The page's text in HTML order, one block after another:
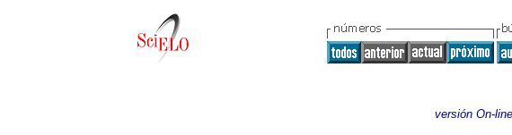
versión On-line